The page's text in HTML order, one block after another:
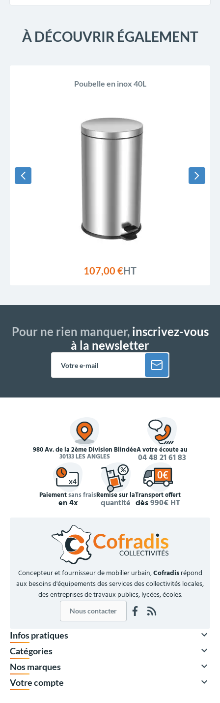
À DÉCOUVRIR ÉGALEMENT
Poubelle en inox 40L
107,00 €HT
Pour ne rien manquer,inscrivez-vous
à la newsletter
980 Av. de la 2ème Division Blindée
30133 LES ANGLES
À votre écoute au
04 48 21 61 83
Paiementsans frais
en 4x
Remise sur la
quantité
Transport offert
dès990€ HT
Concepteur et fournisseur de mobilier urbain,Cofradisrépond
aux besoins d'équipements des services des collectivités locales,
des entreprises de travaux publics, lycées, écoles.
Nous contacter
Infos pratiques 
Catégories 
Nos marques 
Votre compte 